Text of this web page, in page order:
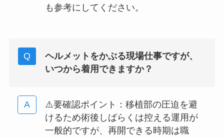
も参考にしてください。
ヘルメットをかぶる現場仕事ですが、
いつから着用できますか？
⚠️要確認ポイント：移植部の圧迫を避
けるため術後しばらくは控える運用が
一般的ですが、再開できる時期は職